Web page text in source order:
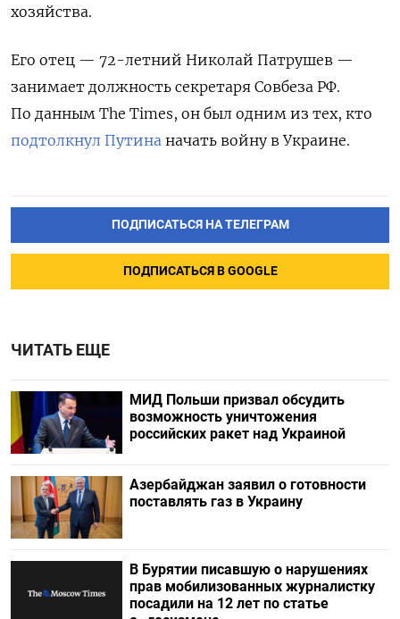
хозяйства.
Его отец — 72-летний Николай Патрушев —
занимает должность секретаря Совбеза РФ.
По данным The Times, он был одним из тех, кто
подтолкнул Путина начать войну в Украине.
ПОДПИСАТЬСЯ НА ТЕЛЕГРАМ
ПОДПИСАТЬСЯ В GOOGLE
ЧИТАТЬ ЕЩЕ
МИД Польши призвал обсудить
возможность уничтожения
российских ракет над Украиной
Азербайджан заявил о готовности
поставлять газ в Украину
В Бурятии писавшую о нарушениях
прав мобилизованных журналистку
посадили на 12 лет по статье